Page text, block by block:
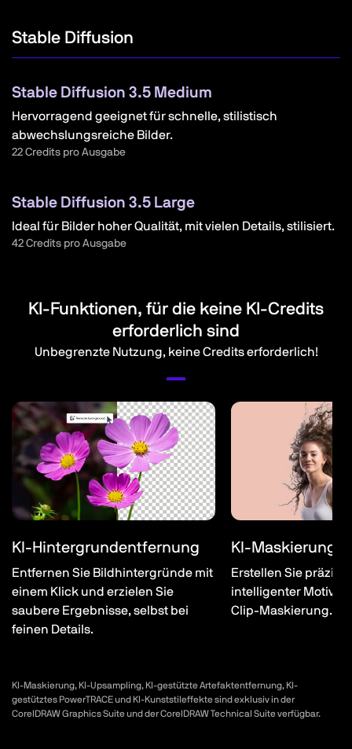
Stable Diffusion
Stable Diffusion 3.5 Medium
Hervorragend geeignet für schnelle, stilistisch
abwechslungsreiche Bilder.
22 Credits pro Ausgabe
Stable Diffusion 3.5 Large
Ideal für Bilder hoher Qualität, mit vielen Details, stilisiert.
42 Credits pro Ausgabe
KI-Funktionen, für die keine KI-Credits
erforderlich sind
Unbegrenzte Nutzung, keine Credits erforderlich!
KI-Hintergrundentfernung
Entfernen Sie Bildhintergründe mit
einem Klick und erzielen Sie
saubere Ergebnisse, selbst bei
feinen Details.
KI-Maskierung
Erstellen Sie präzise
intelligenter
Clip-Maskierung.
KI-Maskierung, KI-Upsampling, KI-gestützte Artefaktentfernung, KI-
gestütztes PowerTRACE und KI-Kunststileffekte sind exklusiv in der
CorelDRAW Graphics Suite und der CorelDRAW Technical Suite verfügbar.